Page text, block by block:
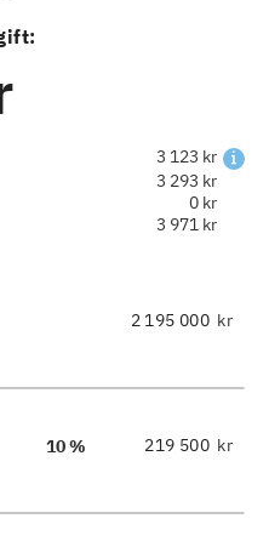
3 123 kr
3 293 kr
0 kr
3 971 kr
kr
10 % kr